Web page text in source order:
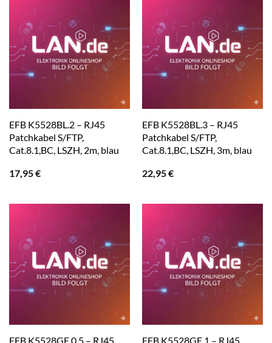
EFB K5528BL.2 – RJ45
Patchkabel S/FTP,
Cat.8.1,BC, LSZH, 2m, blau
17,95€
EFB K5528BL.3 – RJ45
Patchkabel S/FTP,
Cat.8.1,BC, LSZH, 3m, blau
22,95€
EFB K5528GE.0,5 – RJ45
EFB K5528GE.1 – RJ45